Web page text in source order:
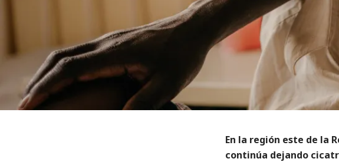
En la región este de la
continúa dejando